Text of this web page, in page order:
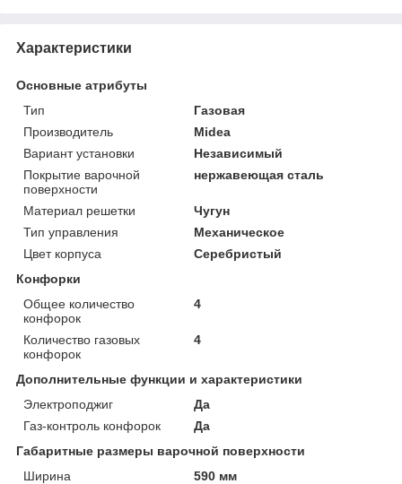
Характеристики
Основные атрибуты
Тип
Газовая
Производитель
Midea
Вариант установки
Независимый
Покрытие варочной
поверхности
нержавеющая сталь
Материал решетки
Чугун
Тип управления
Механическое
Цвет корпуса
Серебристый
Конфорки
Общее количество
конфорок
4
Количество газовых
конфорок
4
Дополнительные функции и характеристики
Электроподжиг
Да
Газ-контроль конфорок
Да
Габаритные размеры варочной поверхности
Ширина
590 мм